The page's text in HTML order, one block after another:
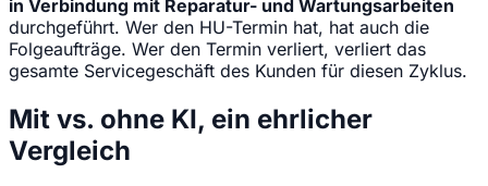
in Verbindung mit Reparatur- und Wartungsarbeiten
durchgeführt. Wer den HU-Termin hat, hat auch die
Folgeaufträge. Wer den Termin verliert, verliert das
gesamte Servicegeschäft des Kunden für diesen Zyklus.
Mit vs. ohne KI, ein ehrlicher
Vergleich